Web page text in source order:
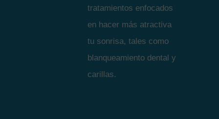
tratamientos enfocados
en hacer más atractiva
tu sonrisa, tales como
blanqueamiento dental y
carillas.